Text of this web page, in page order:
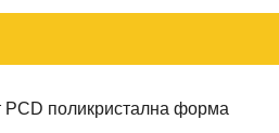
PCD поликристална форма